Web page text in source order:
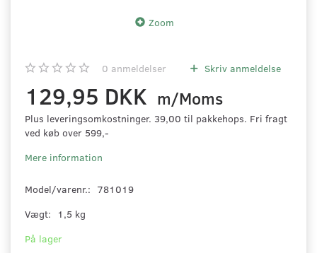
Zoom
0 anmeldelser Skriv anmeldelse
129,95 DKK m/Moms
Plus leveringsomkostninger. 39,00 til pakkehops. Fri fragt
ved køb over 599,-
Mere information
Model/varenr.: 781019
Vægt:
1,5 kg
På lager